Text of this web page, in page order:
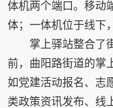
体机两个端口。移动
体；一体机位于线下
掌上驿站整合了
前，曲阳路街道的掌
如党建活动报名、志
类政策资讯发布、线